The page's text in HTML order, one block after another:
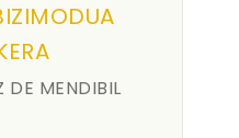
DE MENDIBIL